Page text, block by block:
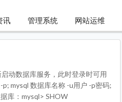
讯 管理系统 网站运维
动数据库服务，此时登录时可用
mysql 数据库名称 -u用户 -p密码;
库：mysql> SHOW